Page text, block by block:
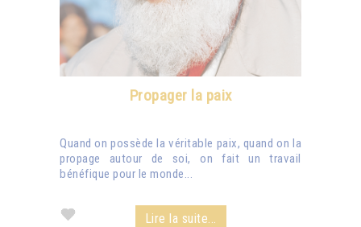
Propager la paix
Quand on possède la véritable paix, quand on la
propage autour de soi, on fait un travail
bénéfique pour le monde...
Lire la suite...